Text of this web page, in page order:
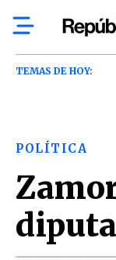
TEMAS DE HOY:
POLÍTICA